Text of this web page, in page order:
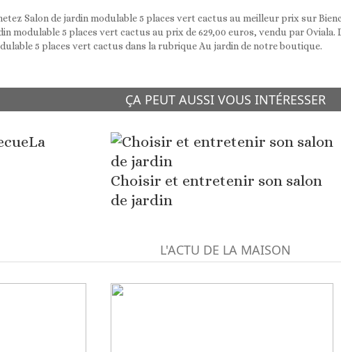
Salon de jardin modulable 5 places vert cactus au meilleur prix sur
modulable 5 places vert cactus au prix de 629,00 euros, vendu par
5 places vert cactus dans la rubrique Au jardin de notre boutique.
ÇA PEUT AUSSI VOUS INTÉRESSER
La
Choisir et entretenir son salon
de jardin
L'ACTU DE LA MAISON